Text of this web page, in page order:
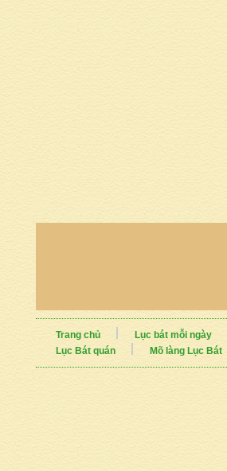
Trang chủ Lục bát mỗi ngày
Lục Bát quán
Mõ làng Lục Bát